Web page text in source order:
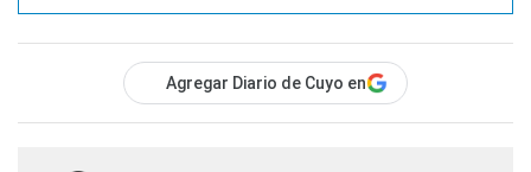
Agregar Diario de Cuyo en